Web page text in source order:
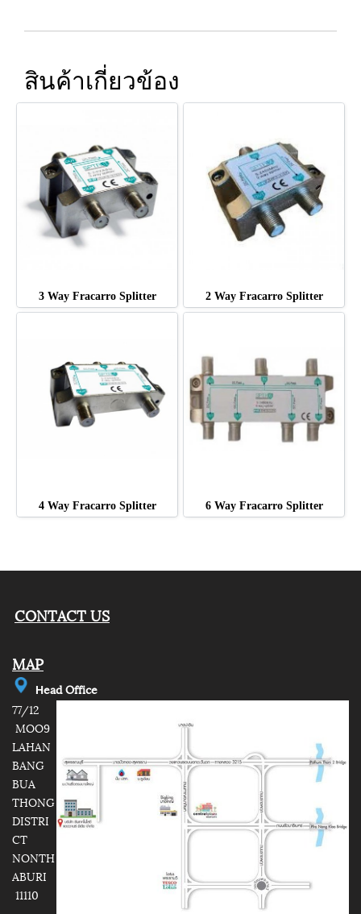
สินค้าเกี่ยวข้อง
3 Way Fracarro Splitter 2 Way Fracarro Splitter
4 Way Fracarro Splitter 6 Way Fracarro Splitter
CONTACT US
MAP
Head Office
77/12
MOO9
LAHAN
BANG
BUA
THONG
DISTRI
CT
NONTH
ABURI
11110